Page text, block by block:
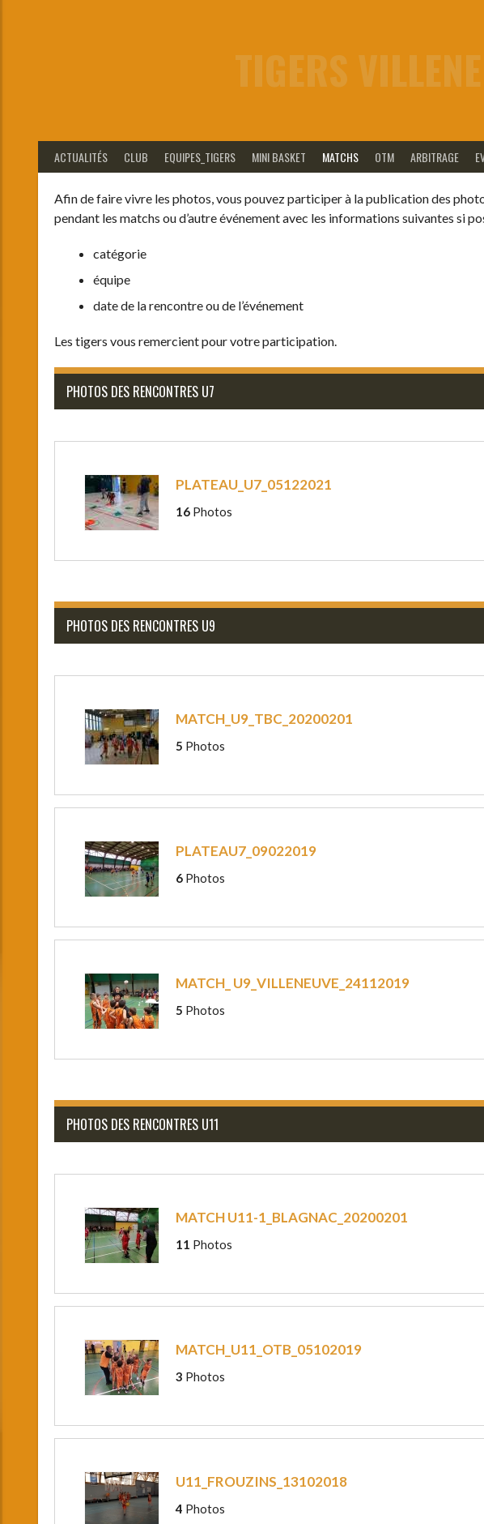
TIGERS
ACTUALITÉS CLUB EQUIPES_TIGERS MINI BASKET MATCHS OTM ARBITRAGE
Afin de faire vivre les photos, vous pouvez participer à la publication des
pendant les matchs ou d’autre événement avec les informations suivantes si
catégorie
équipe
date de la rencontre ou de l’événement
Les tigers vous remercient pour votre participation.
PHOTOS DES RENCONTRES U7
PLATEAU_U7_05122021
16 Photos
PHOTOS DES RENCONTRES U9
MATCH_U9_TBC_20200201
5 Photos
PLATEAU7_09022019
6 Photos
MATCH_ U9_VILLENEUVE_24112019
5 Photos
PHOTOS DES RENCONTRES U11
MATCH U11-1_BLAGNAC_20200201
11 Photos
MATCH_U11_OTB_05102019
3 Photos
U11_FROUZINS_13102018
4 Photos